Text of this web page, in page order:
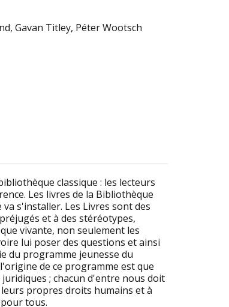
Gavan Titley, Péter Wootsch
classique : les lecteurs
Les livres de la Bibliothèque
s'installer. Les Livres sont des
et à des stéréotypes,
vivante, non seulement les
lui poser des questions et ainsi
du programme jeunesse du
de ce programme est que
; chacun d'entre nous doit
propres droits humains et à
tous.